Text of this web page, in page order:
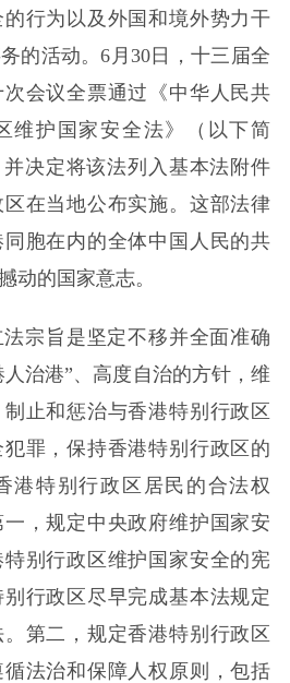
行为以及外国和境外势力干
的活动。6月30日，十三届全
会议全票通过《中华人民共
维护国家安全法》（以下简
决定将该法列入基本法附件
在当地公布实施。这部法律
胞在内的全体中国人民的共
动的国家意志。
旨是坚定不移并全面准确
治港”、高度自治的方针，维
止和惩治与香港特别行政区
罪，保持香港特别行政区的
港特别行政区居民的合法权
，规定中央政府维护国家安
别行政区维护国家安全的宪
行政区尽早完成基本法规定
第二，规定香港特别行政区
法治和保障人权原则，包括